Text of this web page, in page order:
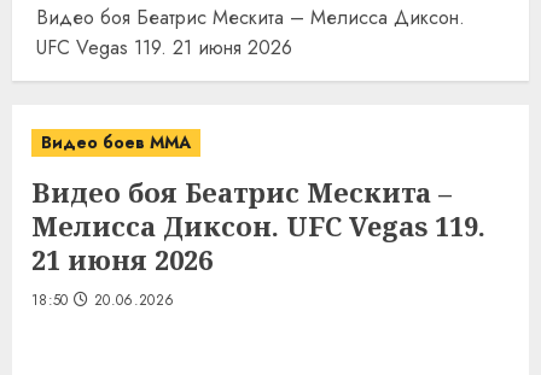
Видео боя Беатрис Мескита – Мелисса Диксон.
UFC Vegas 119. 21 июня 2026
Видео боев MMA
Видео боя Беатрис Мескита –
Мелисса Диксон. UFC Vegas 119.
21 июня 2026
18:50 20.06.2026